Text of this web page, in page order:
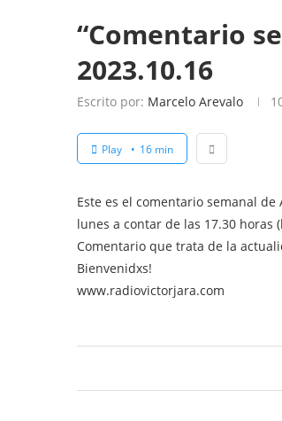
“Comentario
2023.10.16
Escrito por: Marcelo Arevalo
Play 16 min
Este es el comentario semanal
lunes a contar de las 17.30 horas
Comentario que trata de la
Bienvenidxs!
www.radiovictorjara.com